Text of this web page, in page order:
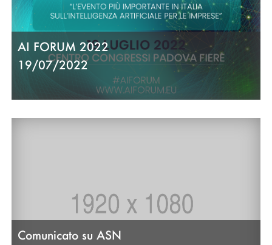
AI FORUM 2022
19/07/2022
Comunicato su ASN